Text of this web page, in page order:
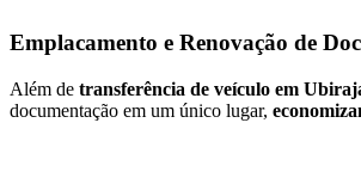
Emplacamento e Renovação de
Além de transferência de veículo em
documentação em um único lugar,